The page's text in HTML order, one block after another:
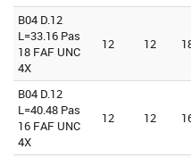
B04 D.12
L=33.16 Pas
18 FAF UNC
4X
12 12
B04 D.12
L=40.48 Pas
16 FAF UNC
4X
12 12